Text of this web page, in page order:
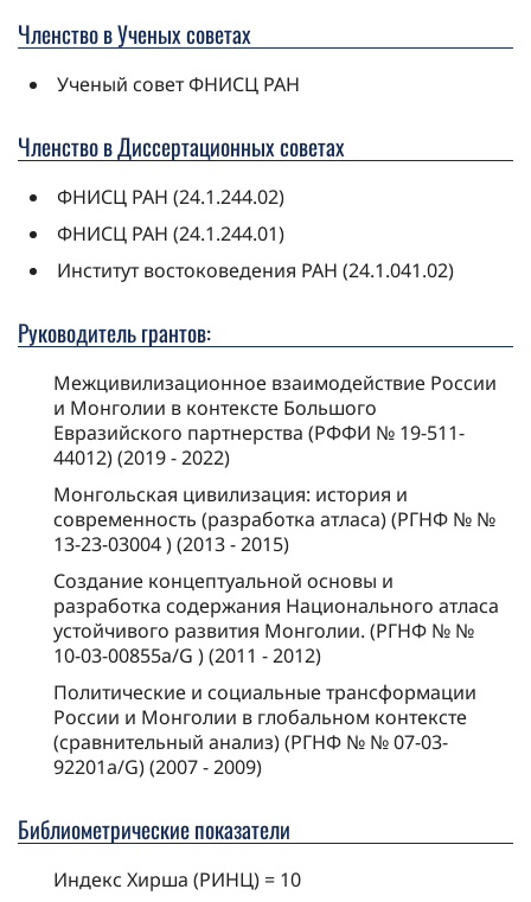
Членство в Ученых сoветах
Ученый совет ФНИСЦ РАН
Членство в Диссертационных советах
ФНИСЦ РАН (24.1.244.02)
ФНИСЦ РАН (24.1.244.01)
Институт востоковедения РАН (24.1.041.02)
Руководитель грантов:
Межцивилизационное взаимодействие России
и Монголии в контексте Большого
Евразийского партнерства (РФФИ № 19-511-
44012) (2019 - 2022)
Монгольская цивилизация: история и
современность (разработка атласа) (РГНФ № №
13-23-03004 ) (2013 - 2015)
Создание концептуальной основы и
разработка содержания Национального атласа
устойчивого развития Монголии. (РГНФ № №
10-03-00855а/G ) (2011 - 2012)
Политические и социальные трансформации
России и Монголии в глобальном контексте
(сравнительный анализ) (РГНФ № № 07-03-
92201a/G) (2007 - 2009)
Библиометрические показатели
Индекс Хирша (РИНЦ) = 10